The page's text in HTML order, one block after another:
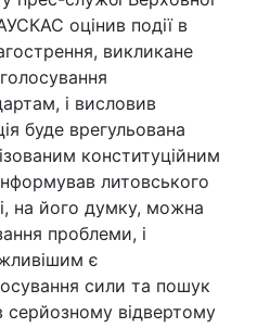
оцінив події в
викликане
і висловив
буде врегульована
конституційним
литовського
на його думку, можна
проблеми, і
є
сили та пошук
серйозному відвертому